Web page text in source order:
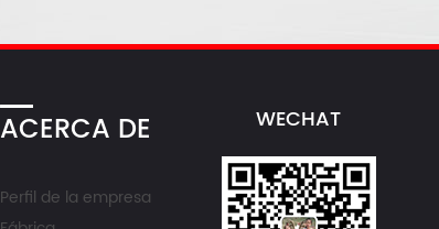
ACERCA DE
Perfil de la empresa
WECHAT